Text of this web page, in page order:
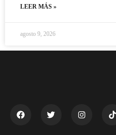
LEER MÁS »
agosto 9, 2026